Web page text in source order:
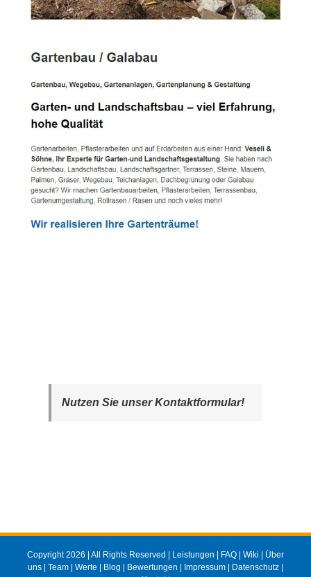
Nutzen Sie unser Kontaktformular!
Copyright 2026 | All Rights Reserved | Leistungen | FAQ | Wiki | Über
uns | Team | Werte | Blog | Bewertungen | Impressum | Datenschutz |